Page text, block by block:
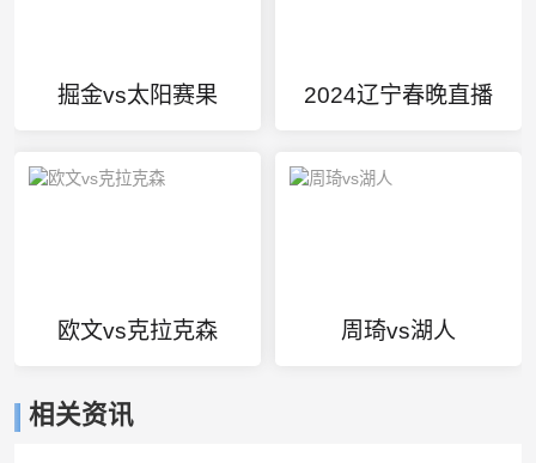
掘金vs太阳赛果 2024辽宁春晚直播
欧文vs克拉克森 周琦vs湖人
相关资讯